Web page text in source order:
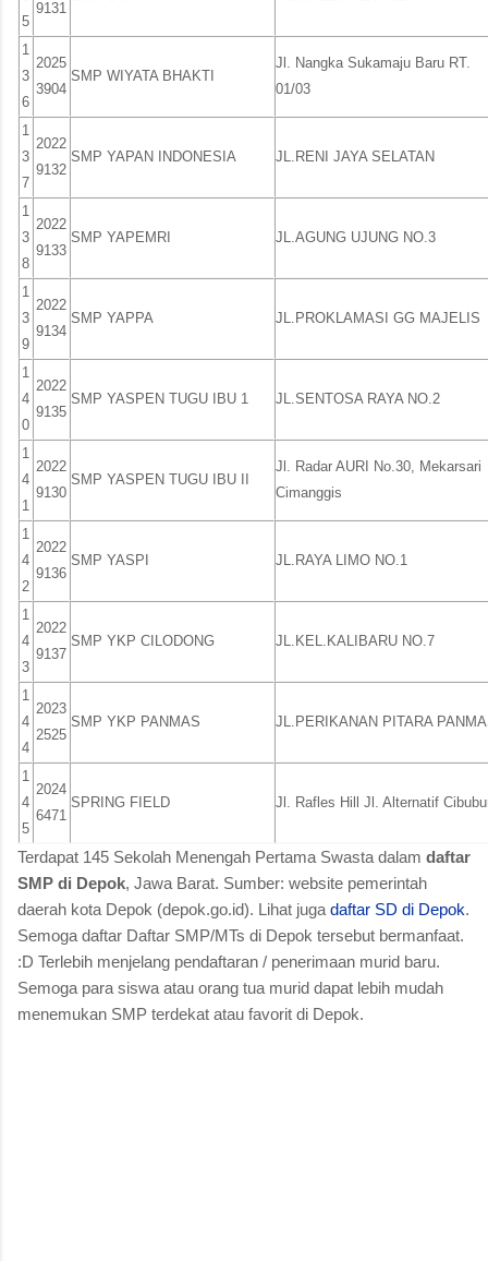
5
9131
1
3
6
2025
3904
SMP WIYATA BHAKTI
Jl. Nangka Sukamaju Baru RT.
01/03
1
3
7
2022
9132
SMP YAPAN INDONESIA JL.RENI JAYA SELATAN
1
3
8
2022
9133
SMP YAPEMRI JL.AGUNG UJUNG NO.3
1
3
9
2022
9134
SMP YAPPA JL.PROKLAMASI GG MAJELIS
1
4
0
2022
9135
SMP YASPEN TUGU IBU 1 JL.SENTOSA RAYA NO.2
1
4
1
2022
9130
SMP YASPEN TUGU IBU II
Jl. Radar AURI No.30, Mekarsari
Cimanggis
1
4
2
2022
9136
SMP YASPI JL.RAYA LIMO NO.1
1
4
3
2022
9137
SMP YKP CILODONG JL.KEL.KALIBARU NO.7
1
4
4
2023
2525
SMP YKP PANMAS JL.PERIKANAN PITARA
1
4
5
2024
6471
SPRING FIELD Jl. Rafles Hill Jl. Alternatif
Terdapat 145 Sekolah Menengah Pertama Swasta dalam daftar
SMP di Depok, Jawa Barat. Sumber: website pemerintah
daerah kota Depok (depok.go.id). Lihat juga daftar SD di Depok.
Semoga daftar Daftar SMP/MTs di Depok tersebut bermanfaat.
:D Terlebih menjelang pendaftaran / penerimaan murid baru.
Semoga para siswa atau orang tua murid dapat lebih mudah
menemukan SMP terdekat atau favorit di Depok.